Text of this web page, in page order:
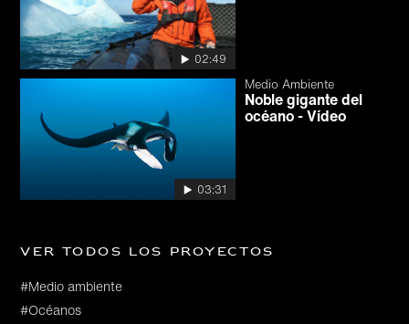
02:49
03:31
Medio Ambiente
Noble gigante del
océano - Vídeo
Ver todos los proyectos
#Medio ambiente
#Océanos